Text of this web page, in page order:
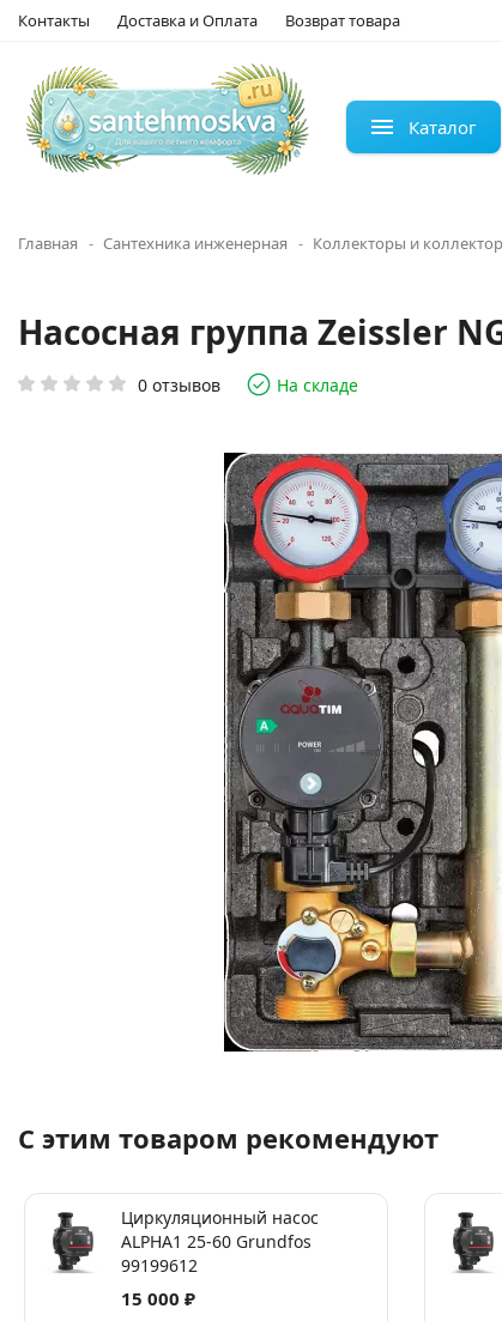
Контакты Доставка и Оплата Возврат товара
Каталог
Главная Сантехника инженерная Коллекторы и
Насосная группа Zeissler
0 отзывов На складе
С этим товаром рекомендуют
Циркуляционный насос
ALPHA1 25-60 Grundfos
99199612
15 000 ₽